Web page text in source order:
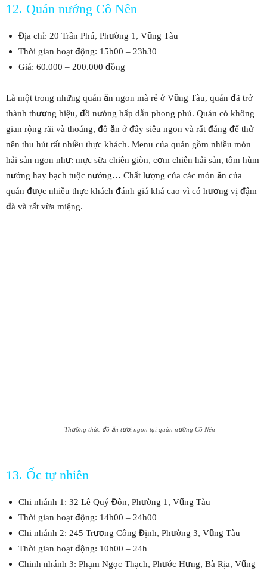
12. Quán nướng Cô Nên
Địa chỉ: 20 Trần Phú, Phường 1, Vũng Tàu
Thời gian hoạt động: 15h00 – 23h30
Giá: 60.000 – 200.000 đồng
Là một trong những quán ăn ngon mà rẻ ở Vũng Tàu, quán đã trở
thành thương hiệu, đồ nướng hấp dẫn phong phú. Quán có không
gian rộng rãi và thoáng, đồ ăn ở đây siêu ngon và rất đáng để thử
nên thu hút rất nhiều thực khách. Menu của quán gồm nhiều món
hải sản ngon như: mực sữa chiên giòn, cơm chiên hải sản, tôm hùm
nướng hay bạch tuộc nướng… Chất lượng của các món ăn của
quán được nhiều thực khách đánh giá khá cao vì có hương vị đậm
đà và rất vừa miệng.
Thưởng thức đồ ăn tươi ngon tại quán nướng Cô Nên
13. Ốc tự nhiên
Chi nhánh 1: 32 Lê Quý Đôn, Phường 1, Vũng Tàu
Thời gian hoạt động: 14h00 – 24h00
Chi nhánh 2: 245 Trương Công Định, Phường 3, Vũng Tàu
Thời gian hoạt động: 10h00 – 24h
Chinh nhánh 3: Phạm Ngọc Thạch, Phước Hưng, Bà Rịa, Vũng